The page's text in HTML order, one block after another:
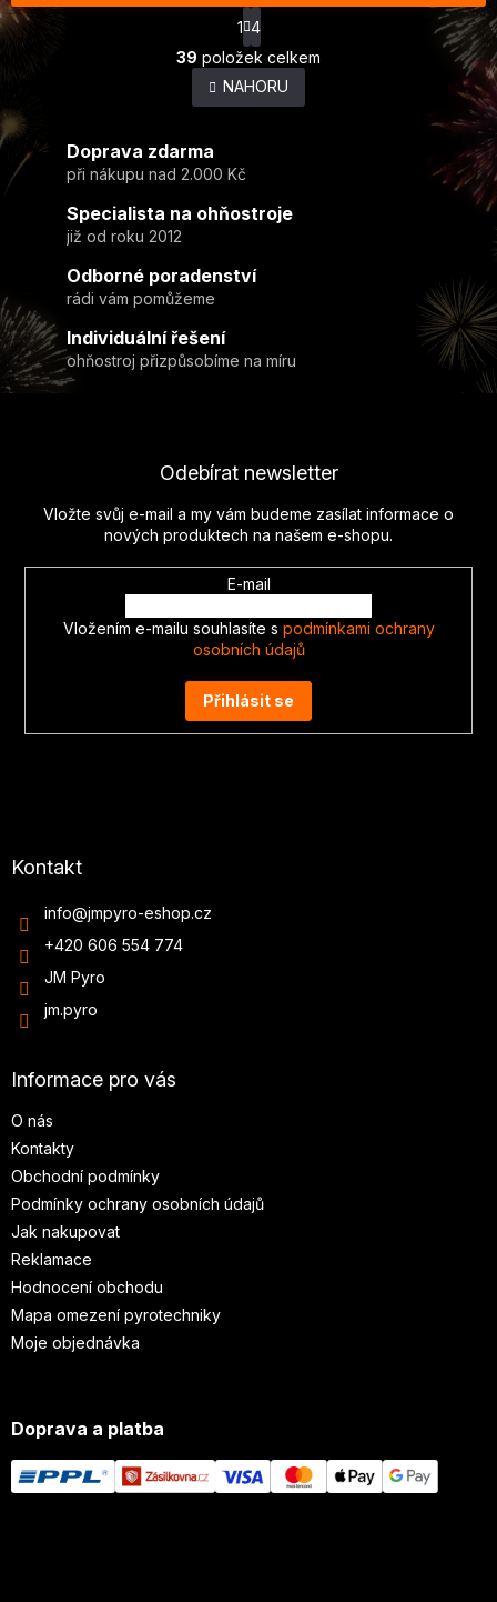
O
v
l
á
p
k
p
S
t
r
á
n
k
1 4
39 položek celkem
NAHORU
Doprava zdarma
při nákupu nad 2.000 Kč
Specialista na ohňostroje
již od roku 2012
Odborné poradenství
rádi vám pomůžeme
Individuální řešení
ohňostroj přizpůsobíme na míru
Odebírat newsletter
Vložte svůj e-mail a my vám budeme zasílat informace o
nových produktech na našem e-shopu.
E-mail
Vložením e-mailu souhlasíte s podmínkami ochrany
osobních údajů
Přihlásit se
Kontakt
info@jmpyro-eshop.cz
+420 606 554 774
JM Pyro
jm.pyro
Informace pro vás
O nás
Kontakty
Obchodní podmínky
Podmínky ochrany osobních údajů
Jak nakupovat
Reklamace
Hodnocení obchodu
Mapa omezení pyrotechniky
Moje objednávka
Doprava a platba